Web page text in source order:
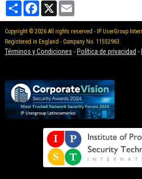
PartagerFacebook
X
Copyright © 2026 All rights reserved - IP UserGroup
Registered in England - Company No. 11552963
Términos y Condiciones - Política de privacidad -